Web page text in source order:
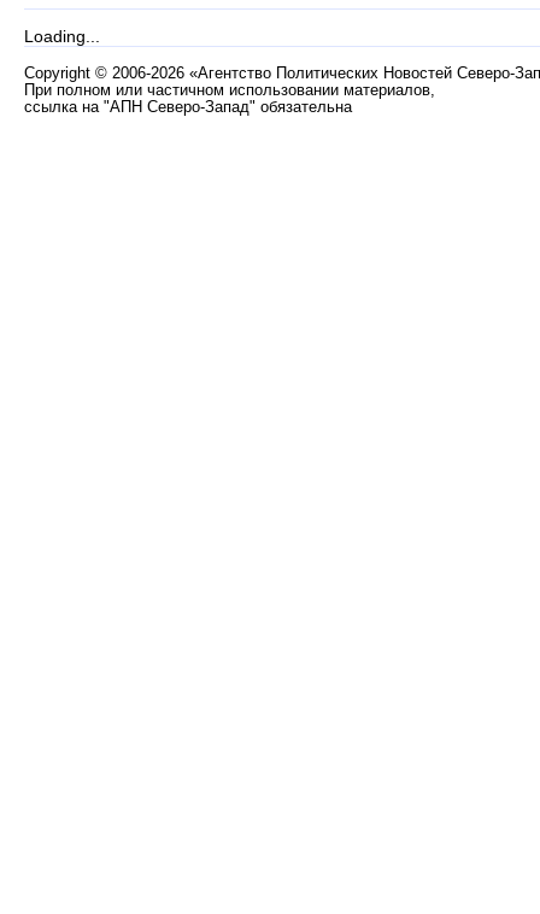
Loading...
Copyright © 2006-2026 «Агентство Политических Новостей Северо-
При полном или частичном использовании материалов,
ссылка на "АПН Северо-Запад" обязательна